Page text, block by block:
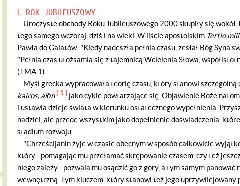
I. ROK JUBILEUSZOWY
Uroczyste obchody Roku Jubileuszowego 2000 skupiły się wokół
tego samego wczoraj, dziś i na wieki. W liście apostolskim Tertio
Pawła do Galatów: "Kiedy nadeszła pełnia czasu, zesłał Bóg Syna
"Pełnia czas utożsamia się z tajemnicą Wcielenia Słowa,
(TMA 1).
Myśl grecka wypracowała teorię czasu, który stanowi szczególną
kairos, aiôn [ 1 ]jako cykle powtarzające się. Objawienie Boże
i ustawia dzieje świata w kierunku ostatecznego wypełnienia.
nadziei, ale przede wszystkim jako dopełnienie doświadczenia,
stadium rozwoju.
"Chrześcijanin żyje w czasie obecnym w sposób całkowicie
który - pomagając mu przełamać skrępowanie czasem, czy też
niego zależy - pozwala mu osądzić go z góry, a tym samym panować
wewnętrzną. Tym kluczem, który stanowi też jego uprzywilejowany